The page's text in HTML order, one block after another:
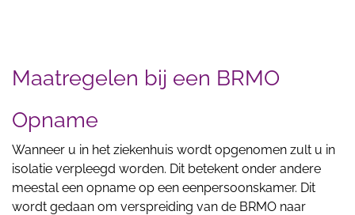
Maatregelen bij een BRMO
Opname
Wanneer u in het ziekenhuis wordt opgenomen zult u in
isolatie verpleegd worden. Dit betekent onder andere
meestal een opname op een eenpersoonskamer. Dit
wordt gedaan om verspreiding van de BRMO naar